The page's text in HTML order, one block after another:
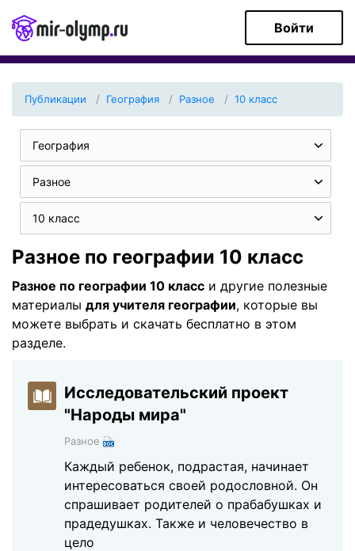
Войти
Публикации География Разное 10 класс
География
Разное
10 класс
Разное по географии 10 класс
Разное по географии 10 класс и другие полезные
материалы для учителя географии, которые вы
можете выбрать и скачать бесплатно в этом
разделе.
Исследовательский проект
"Народы мира"
Разное
Каждый ребенок, подрастая, начинает
интересоваться своей родословной. Он
спрашивает родителей о прабабушках и
прадедушках. Также и человечество в
цело